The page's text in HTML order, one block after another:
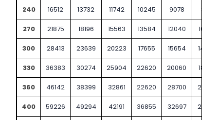
240 16512 13732 11742 10245 9078 8141
270 21875 18196 15563 13584 12040 10802
300 28413 23639 20223 17655 15654 14048
330 36383 30274 25904 22620 20060 18007
360 46142 38399 32861 22620 28700 25457
400 59226 49294 42191 36855 32697 29365